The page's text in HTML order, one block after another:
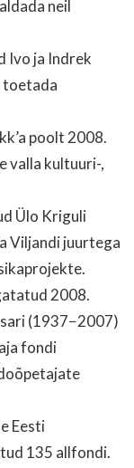
neil
Ivo ja Indrek
toetada
poolt 2008.
valla kultuuri-,
Ülo Kriguli
Viljandi juurtega
2008.
(1937−2007)
fondi
Eesti
135 allfondi.